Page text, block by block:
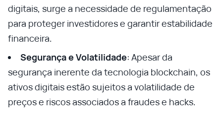
digitais, surge a necessidade de regulamentação
para proteger investidores e garantir estabilidade
financeira.
Segurança e Volatilidade: Apesar da
segurança inerente da tecnologia blockchain, os
ativos digitais estão sujeitos a volatilidade de
preços e riscos associados a fraudes e hacks.